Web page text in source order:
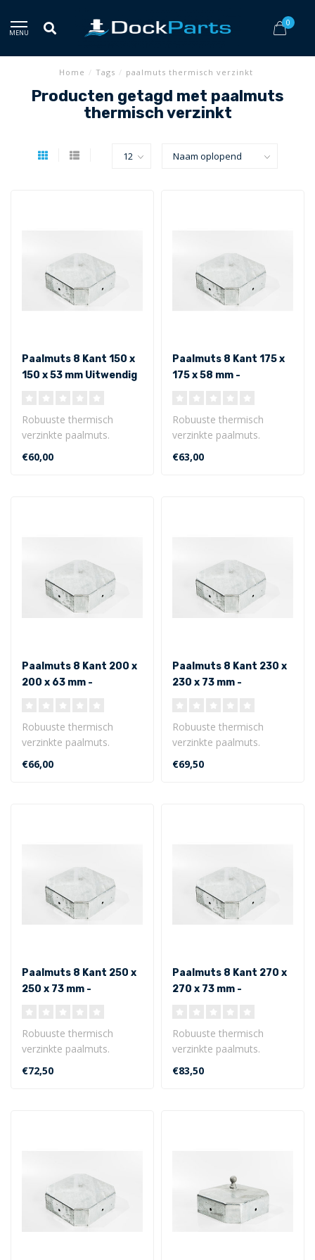
MENU
0
Home / Tags / paalmuts thermisch verzinkt
Producten getagd met paalmuts
thermisch verzinkt
Paalmuts 8 Kant 150 x
150 x 53 mm Uitwendig
Robuuste thermisch
verzinkte paalmuts.
8 Kant model 150 x 150 x
53 mm - Uitw..
€60,00
Paalmuts 8 Kant 175 x
175 x 58 mm -
Robuuste thermisch
verzinkte paalmuts.
8 Kant model 175 x 175 x
58 mm - Uitwe..
€63,00
Paalmuts 8 Kant 200 x
200 x 63 mm -
Robuuste thermisch
verzinkte paalmuts.
8 Kant model 200 x 200 x
63 mm - Uitwe..
€66,00
Paalmuts 8 Kant 230 x
230 x 73 mm -
Robuuste thermisch
verzinkte paalmuts.
8 Kant model 230 x 230 x
73 mm - Uitwe..
€69,50
Paalmuts 8 Kant 250 x
250 x 73 mm -
Robuuste thermisch
verzinkte paalmuts.
8 Kant model 250 x 250 x
73 mm - Uitwe..
€72,50
Paalmuts 8 Kant 270 x
270 x 73 mm -
Robuuste thermisch
verzinkte paalmuts.
8 Kant model 270 x 270 x
73 mm - Uitwe..
€83,50